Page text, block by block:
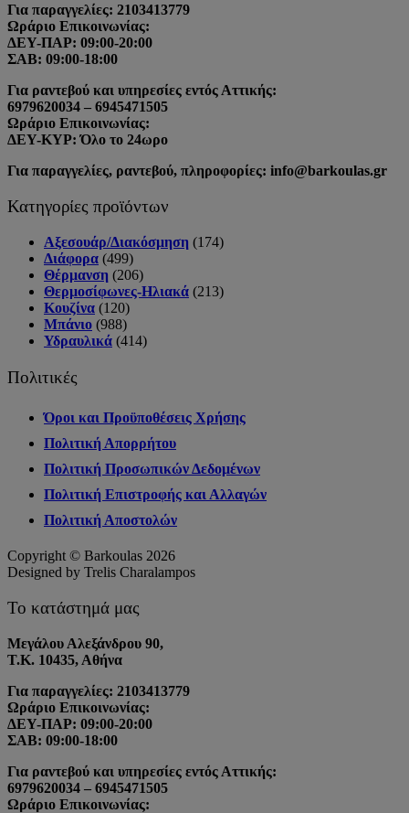
Για παραγγελίες: 2103413779
Ωράριο Επικοινωνίας:
ΔΕΥ-ΠΑΡ: 09:00-20:00
ΣΑΒ: 09:00-18:00
Για ραντεβού και υπηρεσίες εντός Αττικής:
6979620034 – 6945471505
Ωράριο Επικοινωνίας:
ΔΕΥ-ΚΥΡ: Όλο το 24ωρο
Για παραγγελίες, ραντεβού, πληροφορίες: info@barkoulas.gr
Κατηγορίες προϊόντων
Αξεσουάρ/Διακόσμηση (174)
Διάφορα (499)
Θέρμανση (206)
Θερμοσίφωνες-Ηλιακά (213)
Κουζίνα (120)
Μπάνιο (988)
Υδραυλικά (414)
Πολιτικές
Όροι και Προϋποθέσεις Χρήσης
Πολιτική Απορρήτου
Πολιτική Προσωπικών Δεδομένων
Πολιτική Επιστροφής και Αλλαγών
Πολιτική Αποστολών
Copyright © Barkoulas 2026
Designed by Trelis Charalampos
Το κατάστημά μας
Μεγάλου Αλεξάνδρου 90,
Τ.Κ. 10435, Αθήνα
Για παραγγελίες: 2103413779
Ωράριο Επικοινωνίας:
ΔΕΥ-ΠΑΡ: 09:00-20:00
ΣΑΒ: 09:00-18:00
Για ραντεβού και υπηρεσίες εντός Αττικής:
6979620034 – 6945471505
Ωράριο Επικοινωνίας: